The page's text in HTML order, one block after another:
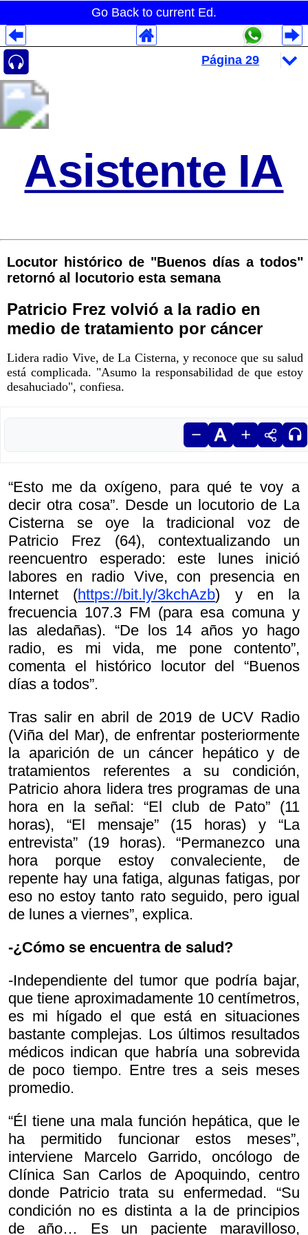
Go Back to current Ed.
Asistente IA
Locutor histórico de "Buenos días a todos"
retornó al locutorio esta semana
Patricio Frez volvió a la radio en
medio de tratamiento por cáncer
Lidera radio Vive, de La Cisterna, y reconoce que su salud
está complicada. "Asumo la responsabilidad de que estoy
desahuciado", confiesa.
“Esto me da oxígeno, para qué te voy a
decir otra cosa”. Desde un locutorio de La
Cisterna se oye la tradicional voz de
Patricio Frez (64), contextualizando un
reencuentro esperado: este lunes inició
labores en radio Vive, con presencia en
Internet (https://bit.ly/3kchAzb) y en la
frecuencia 107.3 FM (para esa comuna y
las aledañas). “De los 14 años yo hago
radio, es mi vida, me pone contento”,
comenta el histórico locutor del “Buenos
días a todos”.
Tras salir en abril de 2019 de UCV Radio
(Viña del Mar), de enfrentar posteriormente
la aparición de un cáncer hepático y de
tratamientos referentes a su condición,
Patricio ahora lidera tres programas de una
hora en la señal: “El club de Pato” (11
horas), “El mensaje” (15 horas) y “La
entrevista” (19 horas). “Permanezco una
hora porque estoy convaleciente, de
repente hay una fatiga, algunas fatigas, por
eso no estoy tanto rato seguido, pero igual
de lunes a viernes”, explica.
-¿Cómo se encuentra de salud?
-Independiente del tumor que podría bajar,
que tiene aproximadamente 10 centímetros,
es mi hígado el que está en situaciones
bastante complejas. Los últimos resultados
médicos indican que habría una sobrevida
de poco tiempo. Entre tres a seis meses
promedio.
“Él tiene una mala función hepática, que le
ha permitido funcionar estos meses”,
interviene Marcelo Garrido, oncólogo de
Clínica San Carlos de Apoquindo, centro
donde Patricio trata su enfermedad. “Su
condición no es distinta a la de principios
de año… Es un paciente maravilloso,
Despliegues Analytics
Despliegues Totales
Despliegues por Rubros